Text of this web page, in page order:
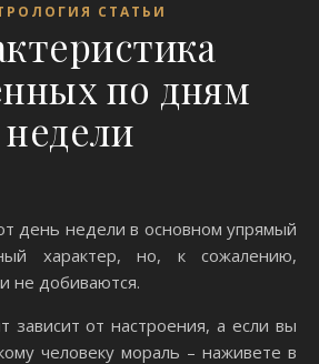
СТАТЬИ
по дням
недели
день недели в основном упрямый
характер, но, к сожалению,
не добиваются.
зависит от настроения, а если вы
человеку мораль – наживете в